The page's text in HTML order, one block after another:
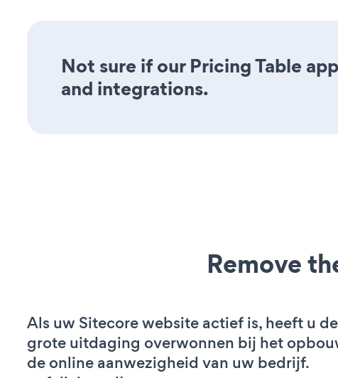
Not sure if our Pricing Table
and integrations.
Remove
Als uw Sitecore website actief is, heeft u
grote uitdaging overwonnen bij het
de online aanwezigheid van uw bedrijf.